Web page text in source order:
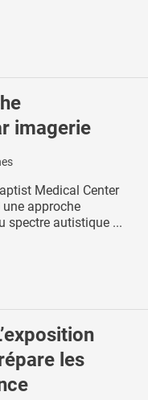
imagerie
Medical Center
approche
spectre autistique ...
les